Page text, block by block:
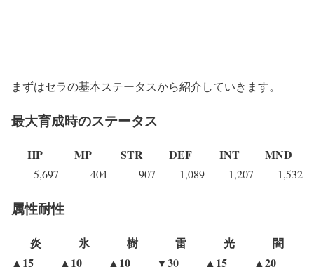
まずはセラの基本ステータスから紹介していきます。
最大育成時のステータス
HP MP STR DEF INT MND
5,697 404 907 1,089 1,207 1,532
属性耐性
炎 氷 樹 雷 光
闇
▲15
▲10 ▲10 ▼30 ▲15 ▲20